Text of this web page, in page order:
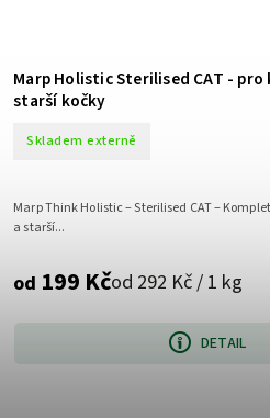
Marp Holistic Sterilised CAT -
starší kočky
Skladem externě
od 199 Kčod 292 Kč / 1 kg
DETAIL
Marp Think Holistic – Sterilised CAT –
a starší...